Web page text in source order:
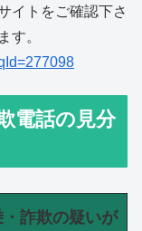
イトをご確認下さ
す。
電話の見分
・詐欺の疑いが